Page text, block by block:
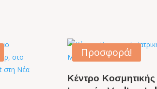
Προσφορά!
Κέντρο Κοσμητικής